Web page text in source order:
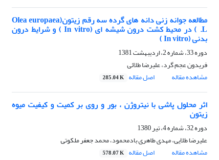
مطالعه جوانه زنی دانه های گرده سه رقم زیتون(Olea europaea
L. ) در محیط کشت درون شیشه ای (In vitro ) و شرایط درون
بدنی (In vitro )
دوره 33، شماره 2، اردیبهشت 1381
فریدون عجم گرد، علیرضا طلائی
مشاهده مقاله
اصل مقاله 285.04 K
اثر محلول پاشی با نیتروژن ، بور و روی بر کمیت و کیفیت میوه
زیتون
دوره 32، شماره 4، تیر 1380
علیرضا طلایی، مهدی طاهری بادمحمود، محمد جعفر ملکوتی
مشاهده مقاله
اصل مقاله 578.07 K